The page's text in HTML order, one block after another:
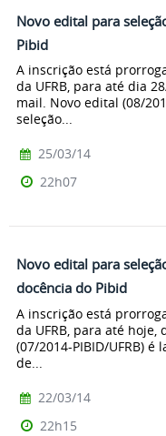
Novo edital para
Pibid
A inscrição está
da UFRB, para até dia
mail. Novo edital (08/
seleção...
25/03/14
22h07
Novo edital para
docência do Pibid
A inscrição está
da UFRB, para até hoje,
(07/2014-PIBID/UFRB)
de...
22/03/14
22h15